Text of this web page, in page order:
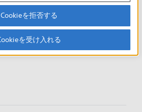
る重要なお知らせ
Cookieを拒否する
を受け入れる